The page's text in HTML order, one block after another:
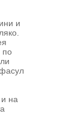
и
по
на